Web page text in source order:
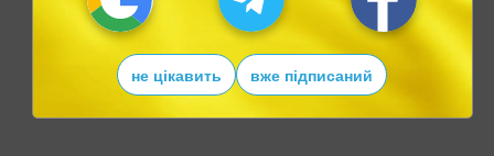
не цікавить вже підписаний